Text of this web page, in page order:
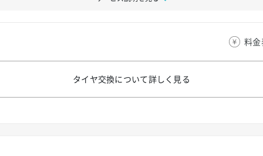
料
タイヤ交換について詳しく見る